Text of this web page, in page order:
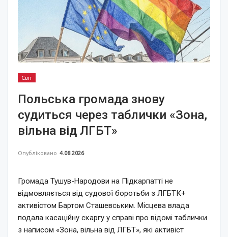
Світ
Польська громада знову
судиться через таблички «Зона,
вільна від ЛГБТ»
Опубліковано 4.08.2026
Громада Тушув-Народови на Підкарпатті не
відмовляється від судової боротьби з ЛГБТК+
активістом Бартом Сташевським. Місцева влада
подала касаційну скаргу у справі про відомі таблички
з написом «Зона, вільна від ЛГБТ», які активіст